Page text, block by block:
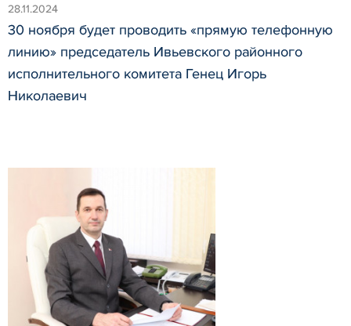
28.11.2024
30 ноября будет проводить «прямую телефонную
линию» председатель Ивьевского районного
исполнительного комитета Генец Игорь
Николаевич